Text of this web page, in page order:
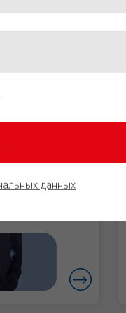
в данных